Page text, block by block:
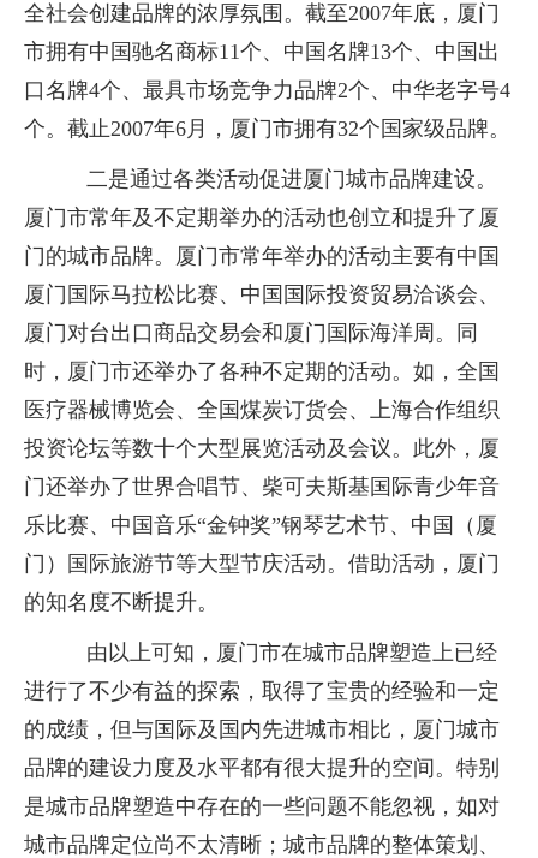
全社会创建品牌的浓厚氛围。截至2007年底，厦门
市拥有中国驰名商标11个、中国名牌13个、中国出
口名牌4个、最具市场竞争力品牌2个、中华老字号4
个。截止2007年6月，厦门市拥有32个国家级品牌。
二是通过各类活动促进厦门城市品牌建设。
厦门市常年及不定期举办的活动也创立和提升了厦
门的城市品牌。厦门市常年举办的活动主要有中国
厦门国际马拉松比赛、中国国际投资贸易洽谈会、
厦门对台出口商品交易会和厦门国际海洋周。同
时，厦门市还举办了各种不定期的活动。如，全国
医疗器械博览会、全国煤炭订货会、上海合作组织
投资论坛等数十个大型展览活动及会议。此外，厦
门还举办了世界合唱节、柴可夫斯基国际青少年音
乐比赛、中国音乐“金钟奖”钢琴艺术节、中国（厦
门）国际旅游节等大型节庆活动。借助活动，厦门
的知名度不断提升。
由以上可知，厦门市在城市品牌塑造上已经
进行了不少有益的探索，取得了宝贵的经验和一定
的成绩，但与国际及国内先进城市相比，厦门城市
品牌的建设力度及水平都有很大提升的空间。特别
是城市品牌塑造中存在的一些问题不能忽视，如对
城市品牌定位尚不太清晰；城市品牌的整体策划、